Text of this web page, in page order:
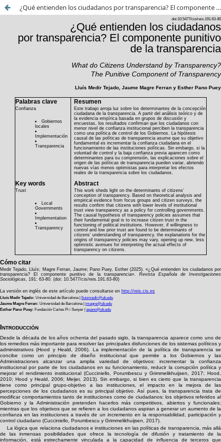
¿Qué entienden los ciudadanos por transparencia? El componente punitivo de la transparencia